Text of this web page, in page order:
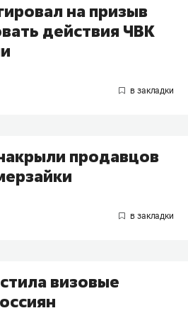
на призыв
действия ЧВК
продавцов
визовые